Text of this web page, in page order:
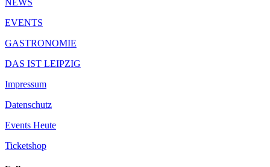
EVENTS
GASTRONOMIE
DAS IST LEIPZIG
Impressum
Datenschutz
Events Heute
Ticketshop